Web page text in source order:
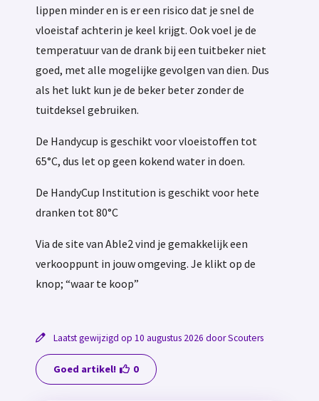
lippen minder en is er een risico dat je snel de
vloeistaf achterin je keel krijgt. Ook voel je de
temperatuur van de drank bij een tuitbeker niet
goed, met alle mogelijke gevolgen van dien. Dus
als het lukt kun je de beker beter zonder de
tuitdeksel gebruiken.
De Handycup is geschikt voor vloeistoffen tot
65°C, dus let op geen kokend water in doen.
De HandyCup Institution is geschikt voor hete
dranken tot 80°C
Via de site van Able2 vind je gemakkelijk een
verkooppunt in jouw omgeving. Je klikt op de
knop; “waar te koop”
Laatst gewijzigd op 10 augustus 2026 door Scouters
Goed artikel! 0